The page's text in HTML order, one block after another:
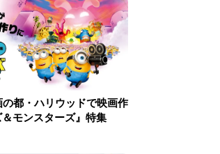
の都・ハリウッドで映画作
モンスターズ』特集